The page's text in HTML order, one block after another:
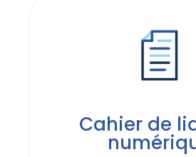
Cahier de